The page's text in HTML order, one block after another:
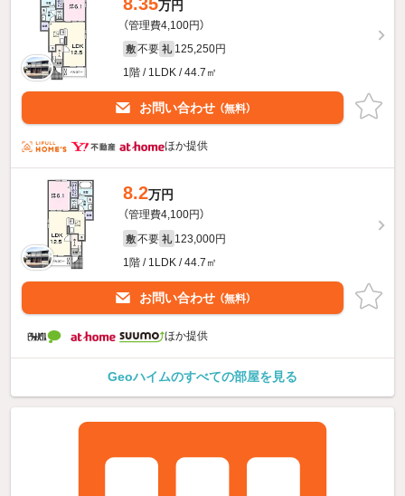
万円
（管理費4,100円）
敷 不要 礼 125,250円
1階 / 1LDK / 44.7㎡
お問い合わせ （無料）
ほか提供
8.2万円
（管理費4,100円）
敷 不要 礼 123,000円
1階 / 1LDK / 44.7㎡
お問い合わせ （無料）
ほか提供
Geoハイムのすべての部屋を見る